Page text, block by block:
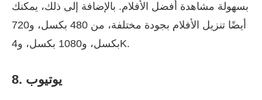
بسهولة مشاهدة أفضل الأفلام. بالإضافة إلى ذلك، يمكنك
أيضًا تنزيل الأفلام بجودة مختلفة، من 480 بكسل، و720
بكسل، و1080 بكسل، و4K.
8. يوتيوب